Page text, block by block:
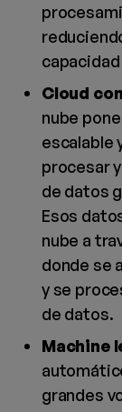
Cloud
nube
escalable
procesar
de datos
Esos
nube a
donde se
y se
de datos.
Machine
grandes